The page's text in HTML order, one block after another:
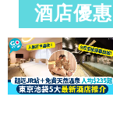
酒店優惠